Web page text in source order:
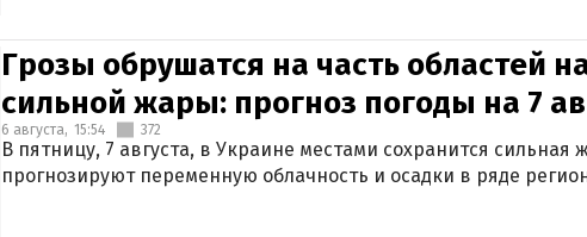
Грозы обрушатся на часть областей
сильной жары: прогноз погоды на 7
6 августа, 15:54 372
В пятницу, 7 августа, в Украине местами сохранится сильная
прогнозируют переменную облачность и осадки в ряде